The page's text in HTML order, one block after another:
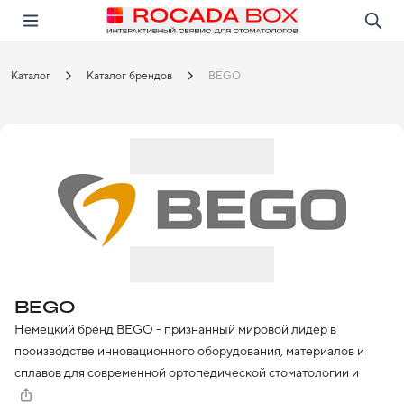
Открыть в приложении!
Каталог Каталог брендов BEGO
BEGO
Немецкий бренд BEGO - признанный мировой лидер в
производстве инновационного оборудования, материалов и
сплавов для современной ортопедической стоматологии и
зуботехнических лабораторий. На интерактивной платформе